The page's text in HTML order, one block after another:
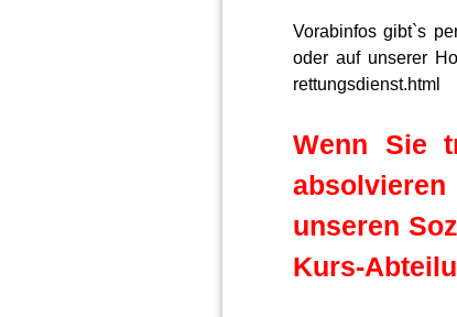
Vorabinfos gibt`s
oder auf unserer
rettungsdienst.html
Wenn Sie
unseren
Kurs-